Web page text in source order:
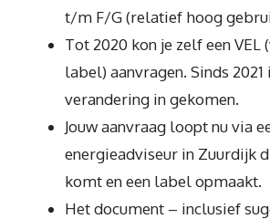
t/m F/G (relatief hoog
Tot 2020 kon je zelf een VEL
label) aanvragen. Sinds 2021
verandering in gekomen.
Jouw aanvraag loopt nu via
energieadviseur in Zuurdijk
komt en een label opmaakt.
Het document – inclusief